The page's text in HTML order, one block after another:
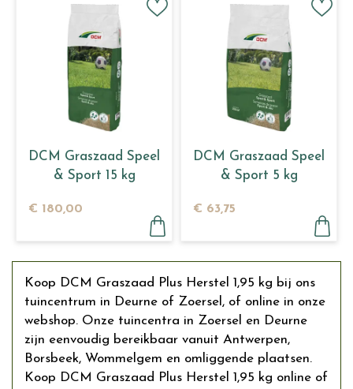
DCM Graszaad Speel
& Sport 15 kg
€ 180,00
DCM Graszaad Speel
& Sport 5 kg
€ 63,75
Koop DCM Graszaad Plus Herstel 1,95 kg bij ons
tuincentrum in Deurne of Zoersel, of online in onze
webshop. Onze tuincentra in Zoersel en Deurne
zijn eenvoudig bereikbaar vanuit Antwerpen,
Borsbeek, Wommelgem en omliggende plaatsen.
Koop DCM Graszaad Plus Herstel 1,95 kg online of